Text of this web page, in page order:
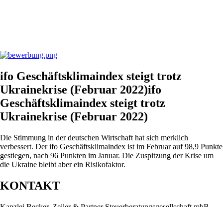
ifo Geschäftsklimaindex steigt trotz
Ukrainekrise (Februar 2022)ifo
Geschäftsklimaindex steigt trotz
Ukrainekrise (Februar 2022)
Die Stimmung in der deutschen Wirtschaft hat sich merklich
verbessert. Der ifo Geschäftsklimaindex ist im Februar auf 98,9 Punkte
gestiegen, nach 96 Punkten im Januar. Die Zuspitzung der Krise um
die Ukraine bleibt aber ein Risikofaktor.
KONTAKT